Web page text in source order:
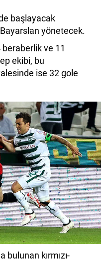
başlayacak
yönetecek.
ve 11
ekibi, bu
ise 32 gole
bulunan kırmızı-